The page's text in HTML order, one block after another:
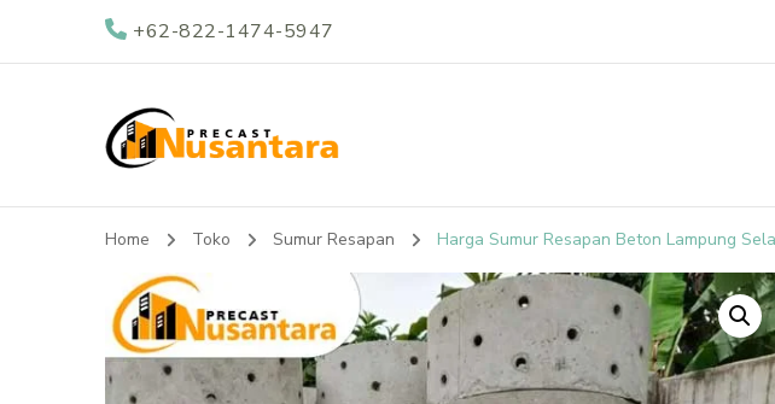
+62-822-1474-5947
Nusantara Precast
Home Toko Sumur Resapan Harga Sumur Resapan Beton Lampung